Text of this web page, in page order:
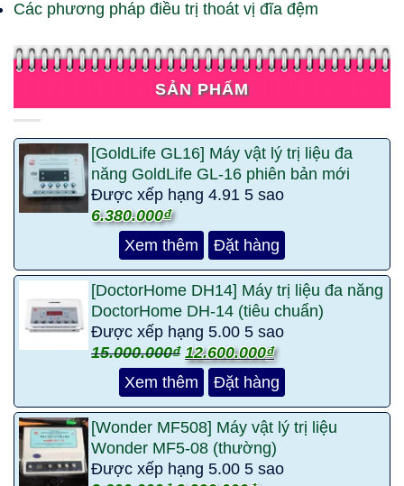
Các phương pháp điều trị thoát vị đĩa đệm
SẢN PHẨM
[GoldLife GL16] Máy vật lý trị liệu đa
năng GoldLife GL-16 phiên bản mới
Được xếp hạng 4.91 5 sao
6.380.000₫
Xem thêm
Đặt hàng
[DoctorHome DH14] Máy trị liệu đa năng
DoctorHome DH-14 (tiêu chuẩn)
Được xếp hạng 5.00 5 sao
15.000.000₫ 12.600.000₫
Xem thêm
Đặt hàng
[Wonder MF508] Máy vật lý trị liệu
Wonder MF5-08 (thường)
Được xếp hạng 5.00 5 sao